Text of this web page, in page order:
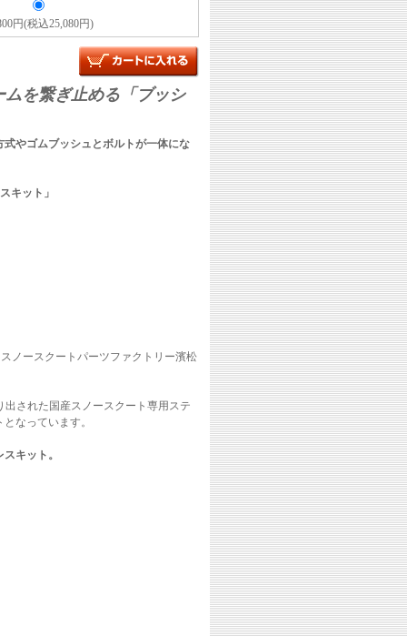
円(税込25,080円)
を繋ぎ止める「ブッシ
やゴムブッシュとボルトが一体にな
キット」
ノースクートパーツファクトリー濱松
された国産スノースクート専用ステ
なっています。
キット。